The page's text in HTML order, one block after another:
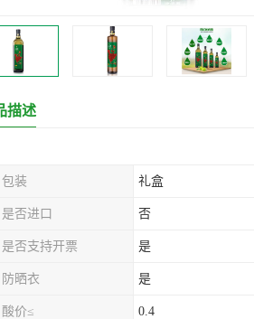
描述
包装 礼盒
是否进口 否
是否支持开票 是
防晒衣 是
酸价≤ 0.4